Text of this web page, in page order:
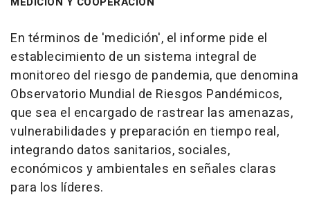
En términos de 'medición', el informe pide el
establecimiento de un sistema integral de
monitoreo del riesgo de pandemia, que denomina
Observatorio Mundial de Riesgos Pandémicos,
que sea el encargado de rastrear las amenazas,
vulnerabilidades y preparación en tiempo real,
integrando datos sanitarios, sociales,
económicos y ambientales en señales claras
para los líderes.